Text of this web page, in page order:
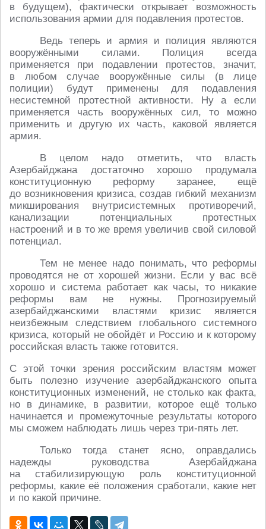
в будущем), фактически открывает возможность
использования армии для подавления протестов.
Ведь теперь и армия и полиция являются
вооружёнными силами. Полиция всегда
применяется при подавлении протестов, значит,
в любом случае вооружённые силы (в лице
полиции) будут применены для подавления
несистемной протестной активности. Ну а если
применяется часть вооружённых сил, то можно
применить и другую их часть, каковой является
армия.
В целом надо отметить, что власть
Азербайджана достаточно хорошо продумала
конституционную реформу заранее, ещё
до возникновения кризиса, создав гибкий механизм
микширования внутрисистемных противоречий,
канализации потенциальных протестных
настроений и в то же время увеличив свой силовой
потенциал.
Тем не менее надо понимать, что реформы
проводятся не от хорошей жизни. Если у вас всё
хорошо и система работает как часы, то никакие
реформы вам не нужны. Прогнозируемый
азербайджанскими властями кризис является
неизбежным следствием глобального системного
кризиса, который не обойдёт и Россию и к которому
российская власть также готовится.
С этой точки зрения российским властям может
быть полезно изучение азербайджанского опыта
конституционных изменений, не столько как факта,
но в динамике, в развитии, которое ещё только
начинается и промежуточные результаты которого
мы сможем наблюдать лишь через три-пять лет.
Только тогда станет ясно, оправдались
надежды руководства Азербайджана
на стабилизирующую роль конституционной
реформы, какие её положения сработали, какие нет
и по какой причине.